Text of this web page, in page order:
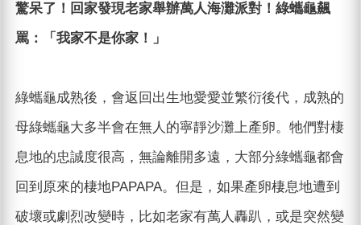
驚呆了！回家發現老家舉辦萬人海灘派對！綠蠵龜飆
罵：「我家不是你家！」
綠蠵龜成熟後，會返回出生地愛愛並繁衍後代，成熟的
母綠蠵龜大多半會在無人的寧靜沙灘上產卵。牠們對棲
息地的忠誠度很高，無論離開多遠，大部分綠蠵龜都會
回到原來的棲地PAPAPA。但是，如果產卵棲息地遭到
破壞或劇烈改變時，比如老家有萬人轟趴，或是突然變